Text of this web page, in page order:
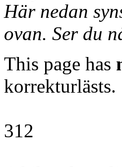
Här nedan
ovan. Ser du
This page has
korrekturlästs.
312